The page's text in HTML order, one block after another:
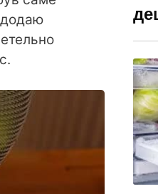
додаю